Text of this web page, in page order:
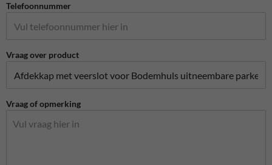
Telefoonnummer
Vraag over product
Vraag of opmerking